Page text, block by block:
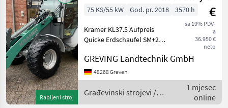
Rabljeni stroj
€
sa 19% PDV-
a
36.950 €
neto
75 KS/55 kW God. pr. 2018 3570 h
Kramer KL37.5 Aufpreis
Quicke Erdschaufel SM+200
Quicke Palettengabel: 875, -
€ netto Tragkraft: 1600Kg
Zinkenlänge: 1220mm
Abmaße: 80mm x 40
GREVING Landtechnik GmbH
48268 Greven
Građevinski strojevi /
Kramer
1 mjesec
online